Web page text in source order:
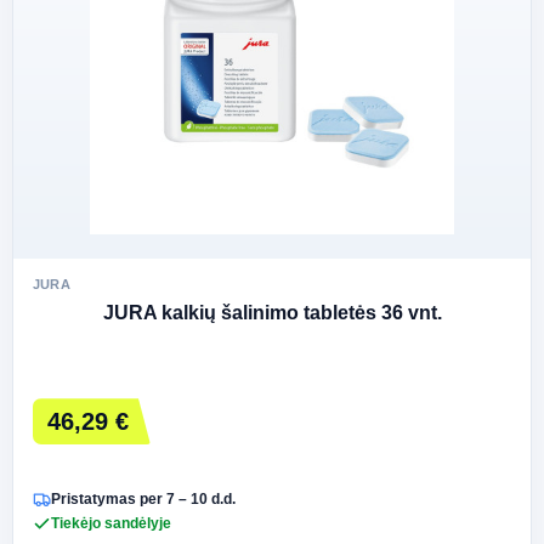
JURA
JURA kalkių šalinimo tabletės 36 vnt.
46,29 €
Pristatymas per 7 – 10 d.d.
Tiekėjo sandėlyje